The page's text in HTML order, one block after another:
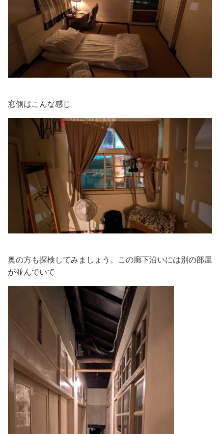
窓側はこんな感じ
奥の方も探検してみましょう。この廊下沿いには別の部屋
が並んでいて